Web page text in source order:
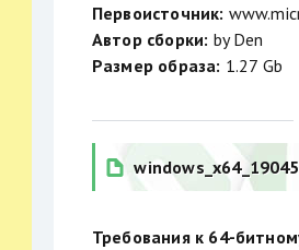
Первоисточник:
Автор сборки: by Den
Размер образа: 1.27 Gb
Требования к 64-